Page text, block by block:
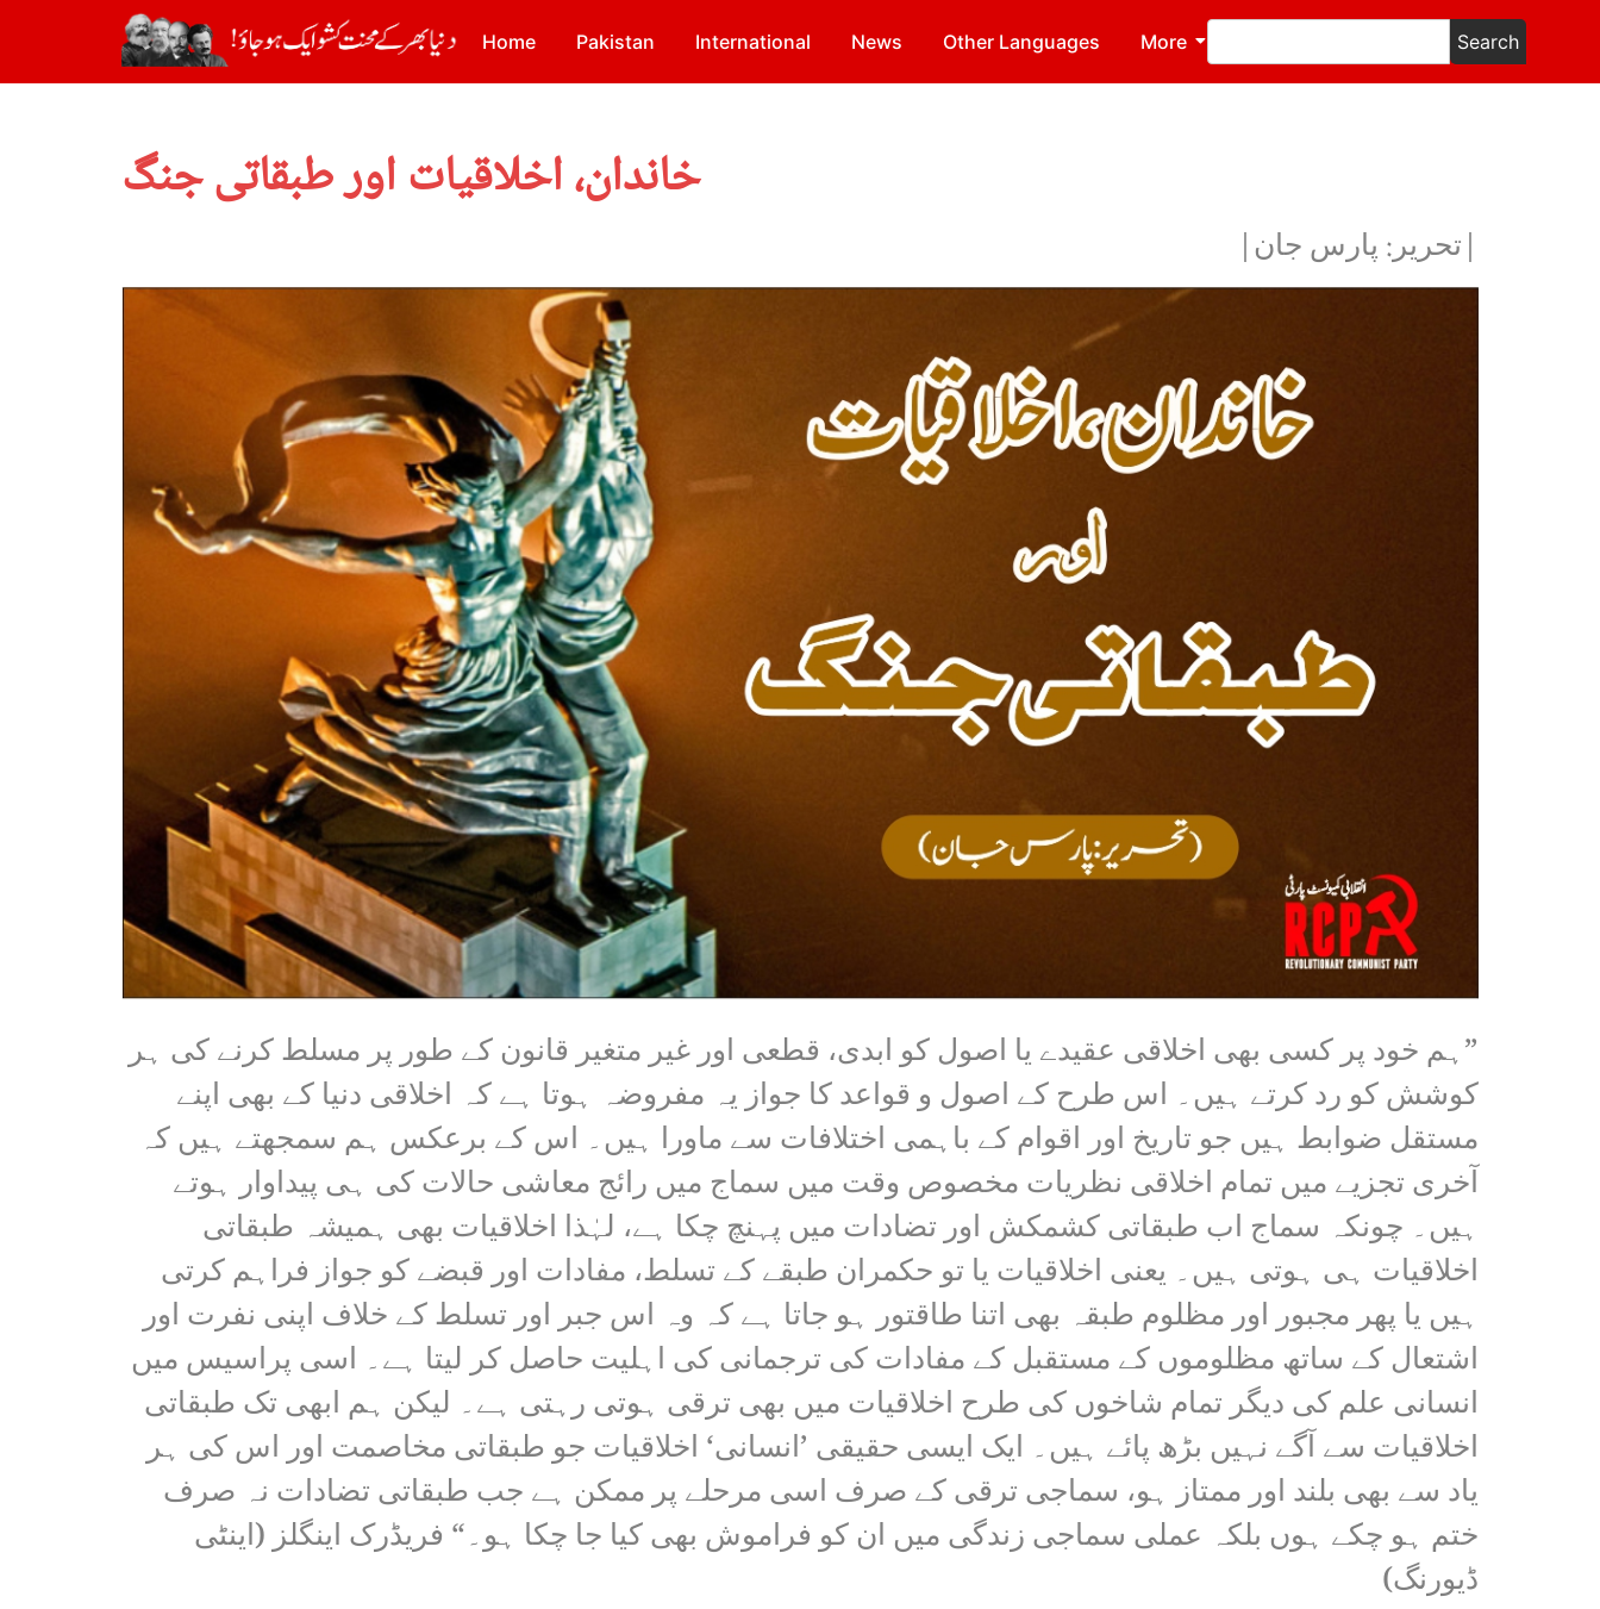
Home Pakistan International News Other Languages More Search
خاندان، اخلاقیات اور طبقاتی جنگ
|تحریر: پارس جان|
”ہم خود پر کسی بھی اخلاقی عقیدے یا اصول کو ابدی، قطعی اور غیر متغیر قانون کے طور پر مسلط کرنے کی ہر
کوشش کو رد کرتے ہیں۔ اس طرح کے اصول و قواعد کا جواز یہ مفروضہ ہوتا ہے کہ اخلاقی دنیا کے بھی اپنے
مستقل ضوابط ہیں جو تاریخ اور اقوام کے باہمی اختلافات سے ماورا ہیں۔ اس کے برعکس ہم سمجھتے ہیں کہ
آخری تجزیے میں تمام اخلاقی نظریات مخصوص وقت میں سماج میں رائج معاشی حالات کی ہی پیداوار ہوتے
ہیں۔ چونکہ سماج اب طبقاتی کشمکش اور تضادات میں پہنچ چکا ہے، لہٰذا اخلاقیات بھی ہمیشہ طبقاتی
اخلاقیات ہی ہوتی ہیں۔ یعنی اخلاقیات یا تو حکمران طبقے کے تسلط، مفادات اور قبضے کو جواز فراہم کرتی
ہیں یا پھر مجبور اور مظلوم طبقہ بھی اتنا طاقتور ہو جاتا ہے کہ وہ اس جبر اور تسلط کے خلاف اپنی نفرت اور
اشتعال کے ساتھ مظلوموں کے مستقبل کے مفادات کی ترجمانی کی اہلیت حاصل کر لیتا ہے۔ اسی پراسیس میں
انسانی علم کی دیگر تمام شاخوں کی طرح اخلاقیات میں بھی ترقی ہوتی رہتی ہے۔ لیکن ہم ابھی تک طبقاتی
اخلاقیات سے آگے نہیں بڑھ پائے ہیں۔ ایک ایسی حقیقی ’انسانی‘ اخلاقیات جو طبقاتی مخاصمت اور اس کی ہر
یاد سے بھی بلند اور ممتاز ہو، سماجی ترقی کے صرف اسی مرحلے پر ممکن ہے جب طبقاتی تضادات نہ صرف
ختم ہو چکے ہوں بلکہ عملی سماجی زندگی میں ان کو فراموش بھی کیا جا چکا ہو۔“ فریڈرک اینگلز (اینٹی
ڈیورنگ)